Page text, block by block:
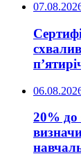
20% до